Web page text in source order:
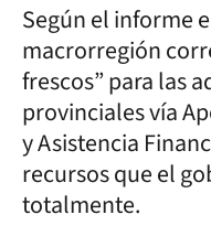
Según el informe
macrorregión
frescos” para las
provinciales vía
y Asistencia
recursos que el
totalmente.